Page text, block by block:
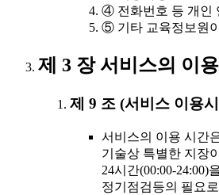
④ 전화번호 등 개인
⑤ 기타 교육정보원
제 3 장 서비스의 이용
제 9 조 (서비스 이용
서비스의 이용 시간
기술상 특별한 지장
24시간(00:00-24:00)
정기점검등의 필요